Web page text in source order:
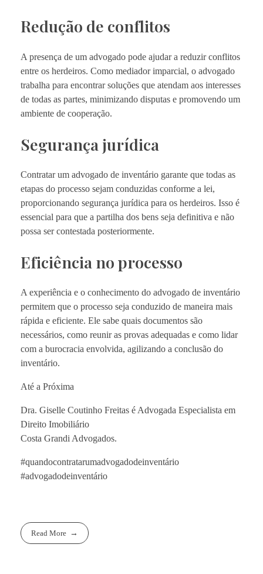
Redução de conflitos
A presença de um advogado pode ajudar a reduzir conflitos
entre os herdeiros. Como mediador imparcial, o advogado
trabalha para encontrar soluções que atendam aos interesses
de todas as partes, minimizando disputas e promovendo um
ambiente de cooperação.
Segurança jurídica
Contratar um advogado de inventário garante que todas as
etapas do processo sejam conduzidas conforme a lei,
proporcionando segurança jurídica para os herdeiros. Isso é
essencial para que a partilha dos bens seja definitiva e não
possa ser contestada posteriormente.
Eficiência no processo
A experiência e o conhecimento do advogado de inventário
permitem que o processo seja conduzido de maneira mais
rápida e eficiente. Ele sabe quais documentos são
necessários, como reunir as provas adequadas e como lidar
com a burocracia envolvida, agilizando a conclusão do
inventário.
Até a Próxima
Dra. Giselle Coutinho Freitas é Advogada Especialista em
Direito Imobiliário
Costa Grandi Advogados.
#quandocontratarumadvogadodeinventário
#advogadodeinventário
Read More